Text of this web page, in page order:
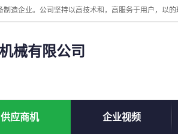
械有限公司
供应商机 企业视频